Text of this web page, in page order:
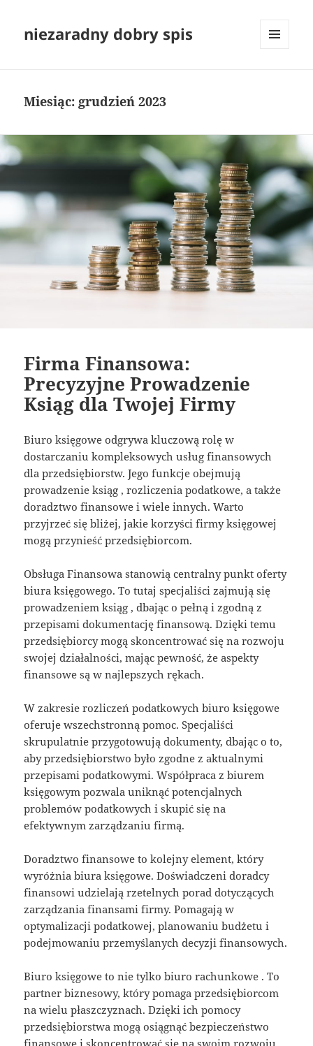
niezaradny dobry spis
Miesiąc: grudzień 2023
Firma Finansowa:
Precyzyjne Prowadzenie
Ksiąg dla Twojej Firmy
Biuro księgowe odgrywa kluczową rolę w
dostarczaniu kompleksowych usług finansowych
dla przedsiębiorstw. Jego funkcje obejmują
prowadzenie ksiąg , rozliczenia podatkowe, a także
doradztwo finansowe i wiele innych. Warto
przyjrzeć się bliżej, jakie korzyści firmy księgowej
mogą przynieść przedsiębiorcom.
Obsługa Finansowa stanowią centralny punkt oferty
biura księgowego. To tutaj specjaliści zajmują się
prowadzeniem ksiąg , dbając o pełną i zgodną z
przepisami dokumentację finansową. Dzięki temu
przedsiębiorcy mogą skoncentrować się na rozwoju
swojej działalności, mając pewność, że aspekty
finansowe są w najlepszych rękach.
W zakresie rozliczeń podatkowych biuro księgowe
oferuje wszechstronną pomoc. Specjaliści
skrupulatnie przygotowują dokumenty, dbając o to,
aby przedsiębiorstwo było zgodne z aktualnymi
przepisami podatkowymi. Współpraca z biurem
księgowym pozwala uniknąć potencjalnych
problemów podatkowych i skupić się na
efektywnym zarządzaniu firmą.
Doradztwo finansowe to kolejny element, który
wyróżnia biura księgowe. Doświadczeni doradcy
finansowi udzielają rzetelnych porad dotyczących
zarządzania finansami firmy. Pomagają w
optymalizacji podatkowej, planowaniu budżetu i
podejmowaniu przemyślanych decyzji finansowych.
Biuro księgowe to nie tylko biuro rachunkowe . To
partner biznesowy, który pomaga przedsiębiorcom
na wielu płaszczyznach. Dzięki ich pomocy
przedsiębiorstwa mogą osiągnąć bezpieczeństwo
finansowe i skoncentrować się na swoim rozwoju.